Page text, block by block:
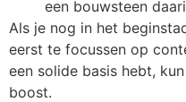
een bouwsteen
Als je nog in het
eerst te focussen op
een solide basis hebt,
boost.